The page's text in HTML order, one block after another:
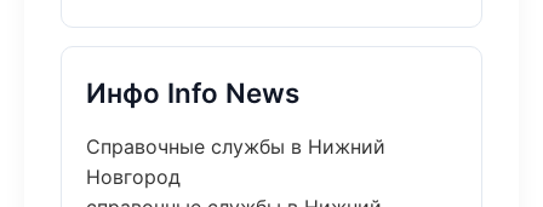
Инфо Info News
Справочные службы в Нижний
Новгород